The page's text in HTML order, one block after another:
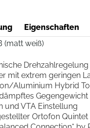
Eigenschaften
(matt weiß)
mit extrem geringen
Aluminium Hybrid
Gegengewicht
und VTA Einstellung
Ortofon Quintet